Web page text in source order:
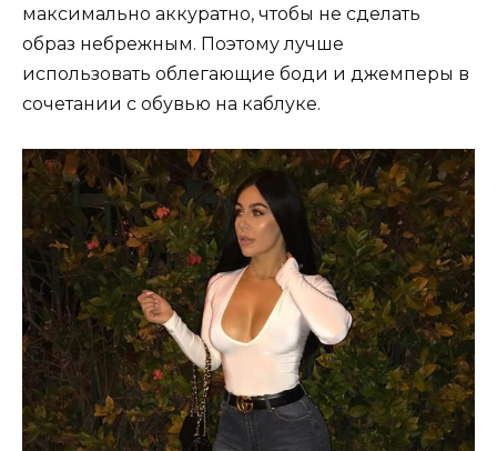
максимально аккуратно, чтобы не сделать
образ небрежным. Поэтому лучше
использовать облегающие боди и джемперы в
сочетании с обувью на каблуке.